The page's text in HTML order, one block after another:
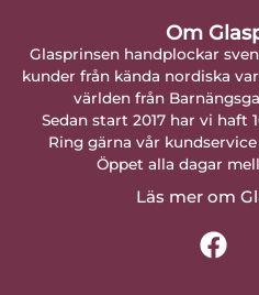
Om
Glasprinsen handplockar
kunder från kända nordiska
världen från
Sedan start 2017 har vi haft
Ring gärna vår
Öppet alla dagar
Läs mer om
F
a